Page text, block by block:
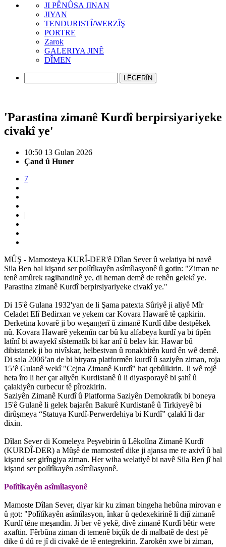
JI PÊNÛSA JINAN
JIYAN
TENDURISTÎ/WERZÎŞ
PORTRE
Zarok
GALERIYA JINÊ
DÎMEN
LÊGERÎN
'Parastina zimanê Kurdî berpirsiyariyeke
civakî ye'
10:50 13 Gulan 2026
Çand û Huner
7
|
MÛŞ - Mamosteya KURÎ-DER'ê Dîlan Sever û welatiya bi navê
Sila Ben bal kişand ser polîtîkayên asîmîlasyonê û gotin: "Ziman ne
tenê amûrek ragihandinê ye, di heman demê de rehên gelekî ye.
Parastina zimanê Kurdî berpirsiyariyeke civakî ye."
Di 15'ê Gulana 1932'yan de li Şama patexta Sûriyê ji aliyê Mîr
Celadet Elî Bedirxan ve yekem car Kovara Hawarê tê çapkirin.
Derketina kovarê ji bo weşangerî û zimanê Kurdî dibe destpêkek
nû. Kovara Hawarê yekemîn car bû ku alfabeya kurdî ya bi tîpên
latînî bi awayekî sîstematîk bi kar anî û belav kir. Hawar bû
dibistanek ji bo nivîskar, helbestvan û ronakbirên kurd ên wê demê.
Di sala 2006’an de bi biryara platformên kurdî û saziyên ziman, roja
15’ê Gulanê wekî "Cejna Zimanê Kurdî" hat qebûlkirin. Ji wê rojê
heta îro li her çar aliyên Kurdistanê û li diyasporayê bi şahî û
çalakiyên curbecur tê pîrozkirin.
Saziyên Zimanê Kurdî û Platforma Saziyên Demokratîk bi boneya
15'ê Gulanê li gelek bajarên Bakurê Kurdistanê û Tirkiyeyê bi
dirûşmeya “Statuya Kurdî-Perwerdehiya bi Kurdî” çalakî li dar
dixin.
Dîlan Sever di Komeleya Peşvebirin û Lêkolîna Zimanê Kurdî
(KURDÎ-DER) a Mûşê de mamostetî dike ji ajansa me re axivî û bal
kişand ser girîngiya ziman. Her wiha welatiyê bi navê Sila Ben jî bal
kişand ser polîtîkayên asîmîlasyonê.
Polîtîkayên asîmîlasyonê
Mamoste Dîlan Sever, diyar kir ku ziman bingeha hebûna mirovan e
û got: "Polîtîkayên asîmîlasyon, înkar û qedexekirinê li dijî zimanê
Kurdî têne meşandin. Ji ber vê yekê, divê zimanê Kurdî bêtir were
axaftin. Fêrbûna ziman di temenê biçûk de di malbatê de dest pê
dike û dû re jî di civakê de tê entegrekirin. Zarokên xwe bi ziman,